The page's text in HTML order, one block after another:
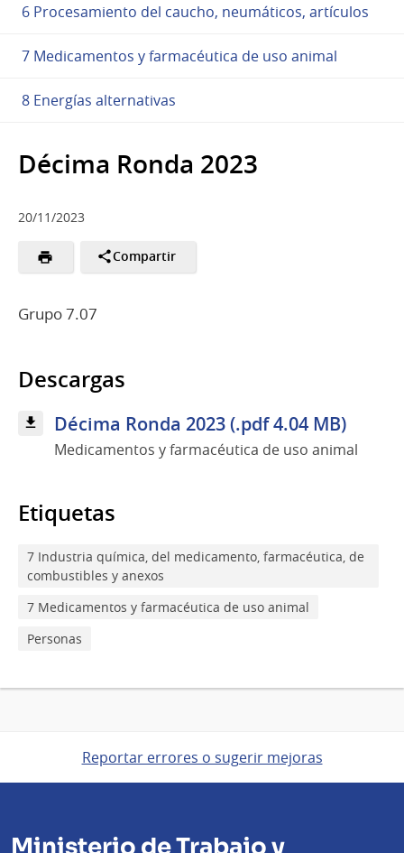
6 Procesamiento del caucho, neumáticos, artículos
7 Medicamentos y farmacéutica de uso animal
8 Energías alternativas
Décima Ronda 2023
20/11/2023
Compartir
Grupo 7.07
Descargas
Décima Ronda 2023 (.pdf 4.04 MB)
Medicamentos y farmacéutica de uso animal
Etiquetas
7 Industria química, del medicamento, farmacéutica, de
combustibles y anexos
7 Medicamentos y farmacéutica de uso animal
Personas
Reportar errores o sugerir mejoras
Ministerio de Trabajo y